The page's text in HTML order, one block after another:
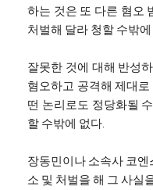
하는 것은 또 다른 혐오
처벌해 달라 청할 수밖
잘못한 것에 대해 반성
혐오하고 공격해 제대
떤 논리로도 정당화될
할 수밖에 없다.
장동민이나 소속사 코
소 및 처벌을 해 그 사실